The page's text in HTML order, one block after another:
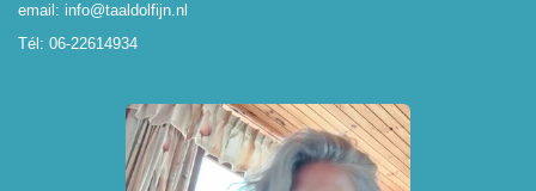
email: info@taaldolfijn.nl
Tél: 06-22614934